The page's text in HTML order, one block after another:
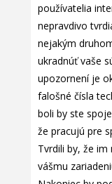
používatelia
nepravdivo
nejakým
ukradnúť vaše
upozornení je
falošné čísla
boli by ste
že pracujú pre
Tvrdili by, že
vášmu